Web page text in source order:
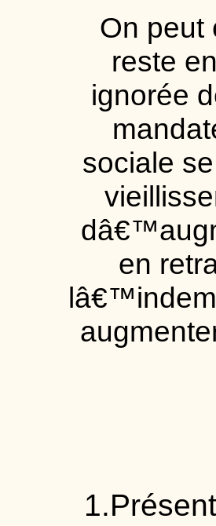
On peut
reste
ignorée
sociale
en